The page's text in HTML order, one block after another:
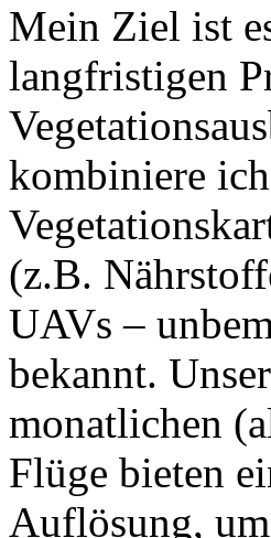
Mein Ziel ist
langfristigen
kombiniere
(z.B.
UAVs –
bekannt.
monatlichen
Flüge bieten
Auflösung,